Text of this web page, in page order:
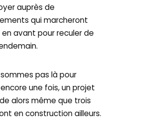
auprès de
qui marcheront
en avant pour reculer de
pas là pour
une fois, un projet
alors même que trois
en construction ailleurs.